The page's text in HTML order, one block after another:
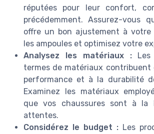
réputées pour leur confort,
précédemment. Assurez-vous
offre un bon ajustement à votre
les ampoules et optimisez votre
Analysez les matériaux :Les
termes de matériaux contribuent
performance et à la durabilité
Examinez les matériaux
que vos chaussures sont à la
attentes.
Considérez le budget : Les